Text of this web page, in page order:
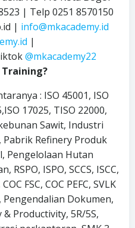
| Telp 0251 8570150
| info@mkacademy.id
|
@mkacademy22
Training?
: ISO 45001, ISO
17025, TISO 22000,
Sawit, Industri
Pabrik Refinery Produk
Pengelolaan Hutan
ISPO, SCCS, ISCC,
FSC, COC PEFC, SVLK
Dokumen,
Productivity, 5R/5S,